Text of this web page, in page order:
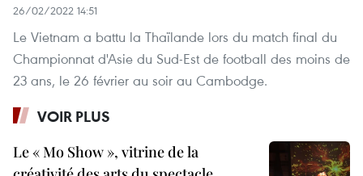
26/02/2022 14:51
Le Vietnam a battu la Thaïlande lors du match final du
Championnat d'Asie du Sud-Est de football des moins de
23 ans, le 26 février au soir au Cambodge.
VOIR PLUS
Le « Mo Show », vitrine de la